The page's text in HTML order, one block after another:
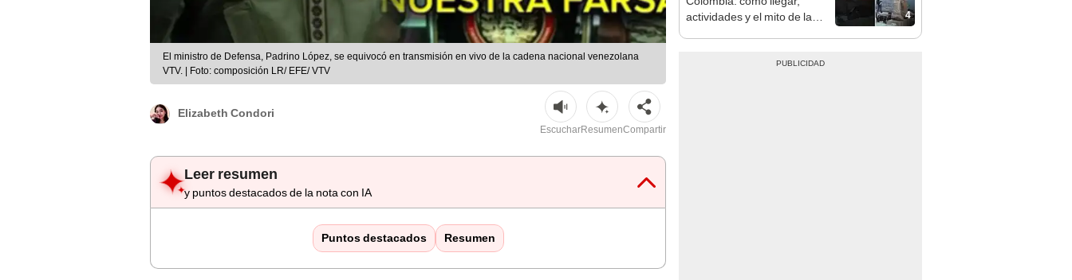
El ministro de Defensa, Padrino López, se equivocó en transmisión en vivo de la cadena nacional venezolana
VTV. | Foto: composición LR/ EFE/ VTV
Elizabeth Condori
EscucharResumenCompartir
Leer resumen
y puntos destacados de la nota con IA
Puntos destacados Resumen
4
actividades y el mito de la